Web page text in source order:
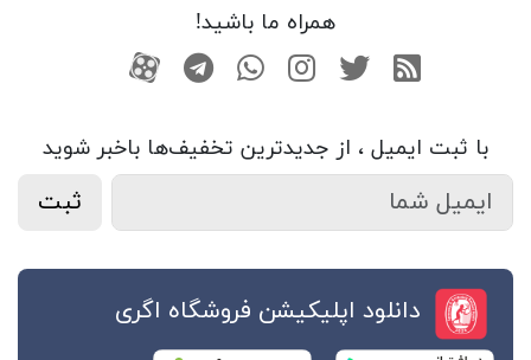
همراه ما باشید!
RSS توییتراینستاگرام
واتساپتلگرامآپارات
با ثبت ایمیل ، از جدید‌ترین تخفیف‌ها با‌خبر شوید
ثبت
دانلود اپلیکیشن فروشگاه اگری